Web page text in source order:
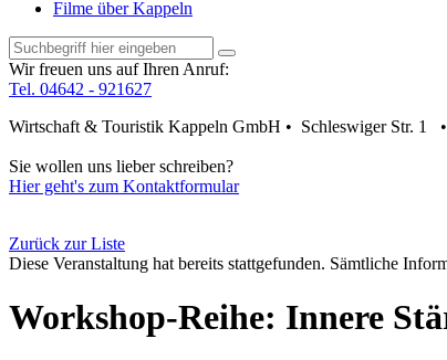
Filme über Kappeln
Wir freuen uns auf Ihren Anruf:
Tel. 04642 - 921627
Wirtschaft & Touristik Kappeln GmbH • Schleswiger Str. 1
Sie wollen uns lieber schreiben?
Hier geht's zum Kontaktformular
Zurück zur Liste
Diese Veranstaltung hat bereits stattgefunden. Sämtliche
Workshop-Reihe: Innere